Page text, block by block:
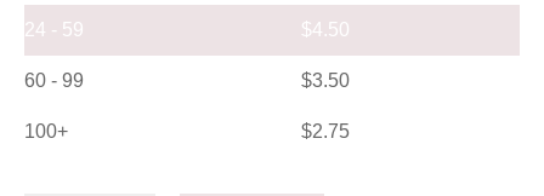
24 - 59 $4.50
60 - 99 $3.50
100+ $2.75